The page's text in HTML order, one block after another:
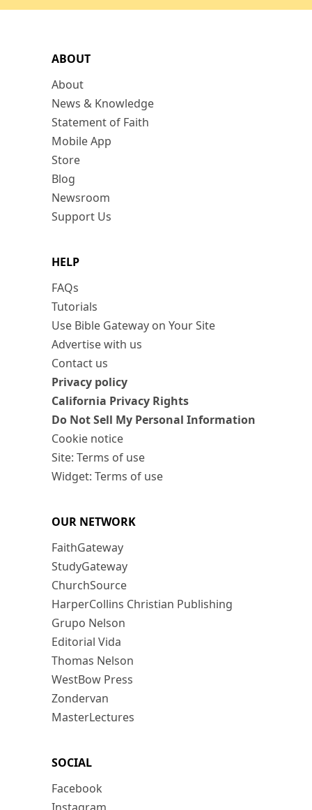
ABOUT
About
News & Knowledge
Statement of Faith
Mobile App
Store
Blog
Newsroom
Support Us
HELP
FAQs
Tutorials
Use Bible Gateway on Your Site
Advertise with us
Contact us
Privacy policy
California Privacy Rights
Do Not Sell My Personal Information
Cookie notice
Site: Terms of use
Widget: Terms of use
OUR NETWORK
FaithGateway
StudyGateway
ChurchSource
HarperCollins Christian Publishing
Grupo Nelson
Editorial Vida
Thomas Nelson
WestBow Press
Zondervan
MasterLectures
SOCIAL
Facebook